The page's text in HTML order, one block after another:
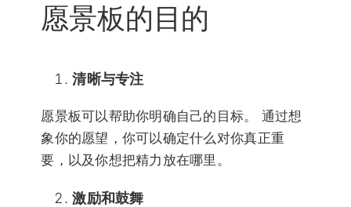
愿景板的目的
清晰与专注
愿景板可以帮助你明确自己的目标。 通过想
象你的愿望，你可以确定什么对你真正重
要，以及你想把精力放在哪里。
激励和鼓舞